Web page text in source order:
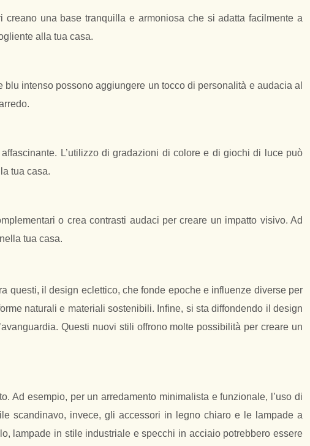
una base tranquilla e armoniosa che si adatta facilmente a
alla tua casa.
intenso possono aggiungere un tocco di personalità e audacia al
L’utilizzo di gradazioni di colore e di giochi di luce può
tua casa.
o crea contrasti audaci per creare un impatto visivo. Ad
tua casa.
questi, il design eclettico, che fonde epoche e influenze diverse per
naturali e materiali sostenibili. Infine, si sta diffondendo il design
Questi nuovi stili offrono molte possibilità per creare un
Ad esempio, per un arredamento minimalista e funzionale, l’uso di
scandinavo, invece, gli accessori in legno chiaro e le lampade a
lampade in stile industriale e specchi in acciaio potrebbero essere